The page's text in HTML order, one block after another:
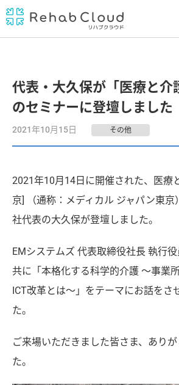
代表・大久保が「医療と介
のセミナーに登壇しました
2021年10月15日 その他
2021年10月14日に開催された、医療
京] （通称：メディカル ジャパン東
社代表の大久保が登壇しました。
EMシステムズ 代表取締役社長 執行
共に「本格化する科学的介護 ～事業
ICT改革とは～」をテーマにお話をさ
た。
ご来場いただきました皆さま、あり
た。